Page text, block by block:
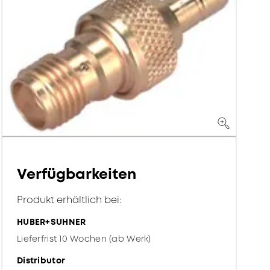
Verfügbarkeiten
Produkt erhältlich bei:
HUBER+SUHNER
Lieferfrist 10 Wochen (ab Werk)
Distributor